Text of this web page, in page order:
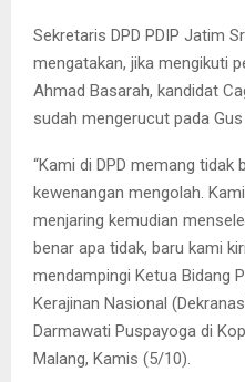
Sekretaris DPD PDIP Jatim
mengatakan, jika mengikuti
Ahmad Basarah, kandidat
sudah mengerucut pada Gus
“Kami di DPD memang tidak
kewenangan mengolah.
menjaring kemudian
benar apa tidak, baru kami
mendampingi Ketua Bidang
Kerajinan Nasional
Darmawati Puspayoga di
Malang, Kamis (5/10).